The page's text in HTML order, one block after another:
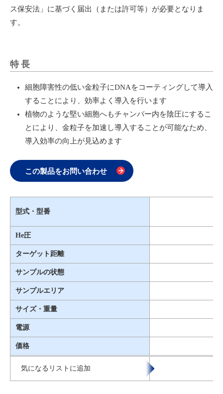
ス保安法」に基づく届出（または許可等）が必要となりま
す。
特長
細胞障害性の低い金粒子にDNAをコーティングして導入
することにより、効率よく導入を行います
植物のような堅い細胞へもチャンバー内を陰圧にするこ
とにより、金粒子を加速し導入することが可能なため、
導入効率の向上が見込めます
この製品をお問い合わせ
型式・型番
He圧
ターゲット距離
サンプルの状態
サンプルエリア
サイズ・重量
電源
価格
気になるリストに追加